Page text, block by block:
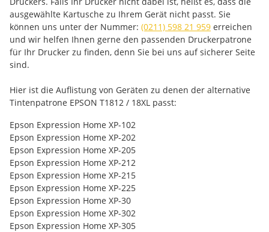
ausgewählte Kartusche zu Ihrem Gerät nicht passt. Sie
können uns unter der Nummer: (0211) 598 21 959 erreichen
und wir helfen Ihnen gerne den passenden Druckerpatrone
für Ihr Drucker zu finden, denn Sie bei uns auf sicherer Seite
sind.
Hier ist die Auflistung von Geräten zu denen der alternative
Tintenpatrone EPSON T1812 / 18XL passt:
Epson Expression Home XP-102
Epson Expression Home XP-202
Epson Expression Home XP-205
Epson Expression Home XP-212
Epson Expression Home XP-215
Epson Expression Home XP-225
Epson Expression Home XP-30
Epson Expression Home XP-302
Epson Expression Home XP-305